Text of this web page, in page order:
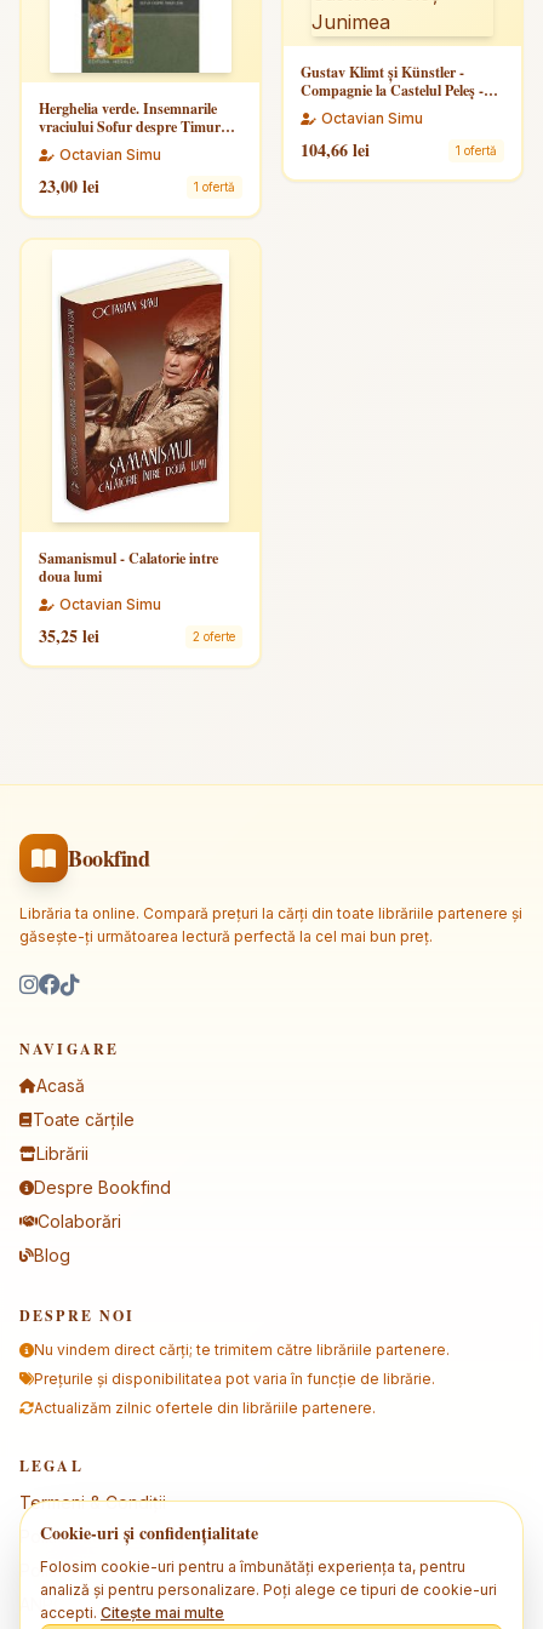
Herghelia verde. Insemnarile
vraciului Sofur despre Timur
LenkOctavian Simu
23,00 lei 1 ofertă
Gustav Klimt și Künstler -
Compagnie la Castelul Peleș -
JunimeaOctavian Simu
104,66 lei 1 ofertă
Samanismul - Calatorie intre
doua lumi
Octavian Simu
35,25 lei 2 oferte
Bookfind
Librăria ta online. Compară prețuri la cărți din toate librăriile partenere și
găsește-ți următoarea lectură perfectă la cel mai bun preț.
NAVIGARE
Acasă
Toate cărțile
Librării
Despre Bookfind
Colaborări
Blog
DESPRE NOI
Nu vindem direct cărți; te trimitem către librăriile partenere.
Prețurile și disponibilitatea pot varia în funcție de librărie.
Actualizăm zilnic ofertele din librăriile partenere.
LEGAL
Termeni & Condiții
Politica de confidențialitate
Politica de cookies
Cookie-uri și confidențialitate
Folosim cookie-uri pentru a îmbunătăți experiența ta, pentru
analiză și pentru personalizare. Poți alege ce tipuri de cookie-uri
accepti. Citește mai multe